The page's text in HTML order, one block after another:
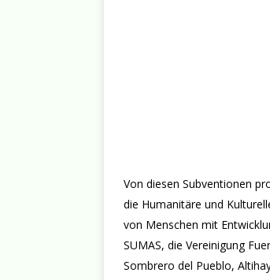
Von diesen Subventionen
die Humanitäre und
von Menschen mit
SUMAS, die Vereinigung
Sombrero del Pueblo,